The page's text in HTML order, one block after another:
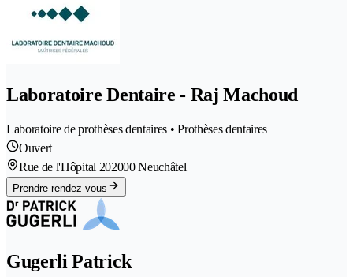
Laboratoire Dentaire - Raj Machoud
Laboratoire de prothèses dentaires • Prothèses dentaires
Ouvert
Rue de l'Hôpital 202000 Neuchâtel
Prendre rendez-vous
Gugerli Patrick